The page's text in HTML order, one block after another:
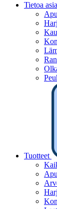
Tietoa
Tuotteet